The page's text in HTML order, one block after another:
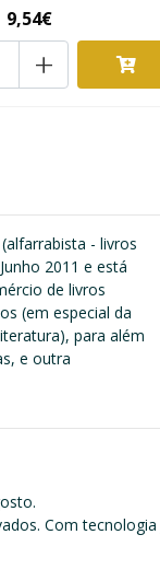
9,54€
+
- livros
2011 e está
de livros
(em especial da
para além
e outra
Com tecnologia